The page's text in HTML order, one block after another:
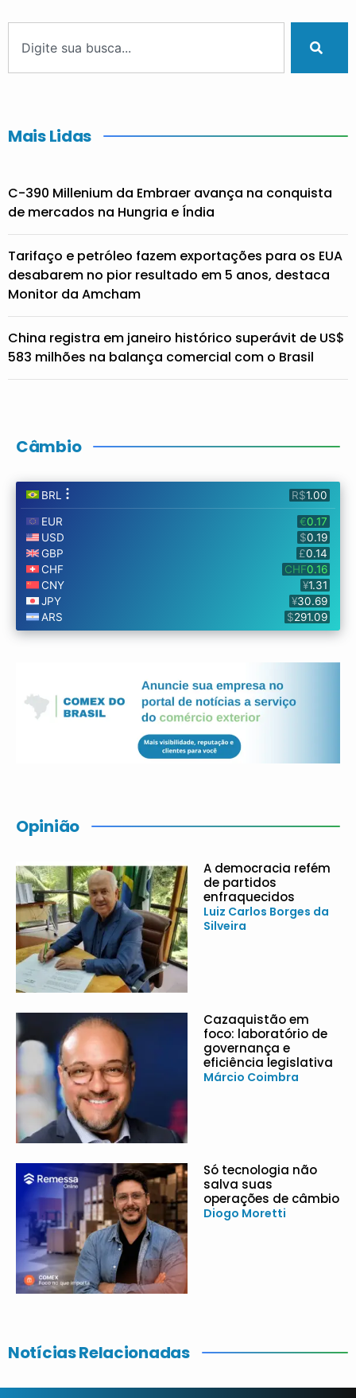
Mais Lidas
C-390 Millenium da Embraer avança na conquista
de mercados na Hungria e Índia
Tarifaço e petróleo fazem exportações para os EUA
desabarem no pior resultado em 5 anos, destaca
Monitor da Amcham
China registra em janeiro histórico superávit de US$
583 milhões na balança comercial com o Brasil
Câmbio
Opinião
A democracia refém
de partidos
enfraquecidos
Luiz Carlos Borges da
Silveira
Cazaquistão em
foco: laboratório de
governança e
eficiência legislativa
Márcio Coimbra
Só tecnologia não
salva suas
operações de câmbio
Diogo Moretti
Notícias Relacionadas